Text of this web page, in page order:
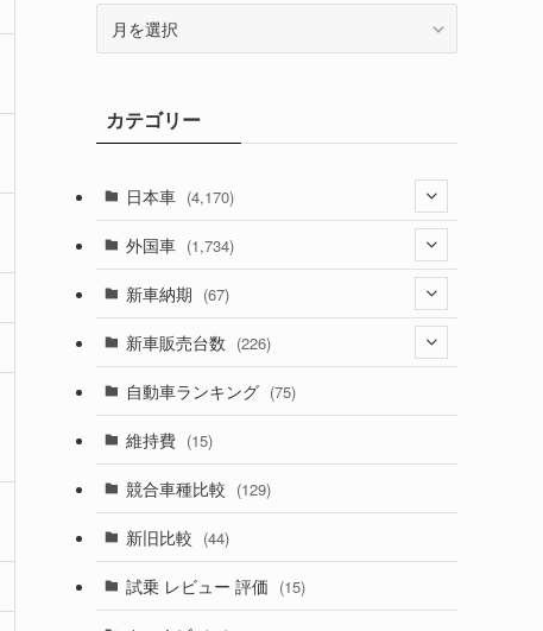
ブカテゴリー
日本車 (4,170)
(1,320)
(329)
(525)
(356)
(328)
(194)
(230)
(253)
外国車 (1,734)
(188)
(242)
(85)
(84)
(14)
(222)
新車納期 (67)
(28)
(8)
(3)
(3)
(5)
新車販売台数 (226)
(21)
(5)
(7)
自動車ランキング (75)
維持費 (15)
競合車種比較 (129)
新旧比較 (44)
試乗 レビュー 評価 (15)